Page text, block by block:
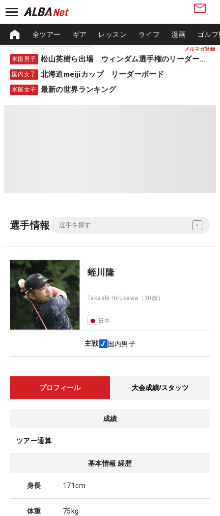
メルマガ登録
全ツアー ギア レッスン ライフ 漫画 ゴル
米国男子 松山英樹ら出場 ウィンダム選手権のリーダーボード
国内女子 北海道meijiカップ リーダーボード
米国女子 最新の世界ランキング
選手情報
蛭川隆
Takashi Hirukawa （30歳）
日本
主戦 国内男子
プロフィール 大会成績/スタッツ
成績
ツアー通算
基本情報 経歴
身長 171cm
体重 75kg